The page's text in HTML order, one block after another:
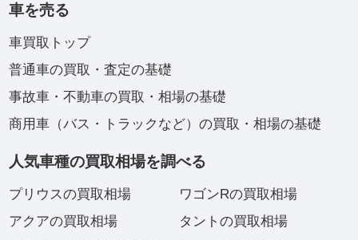
車を売る
車買取トップ
普通車の買取・査定の基礎
事故車・不動車の買取・相場の基礎
商用車（バス・トラックなど）の買取・相場の基礎
人気車種の買取相場を調べる
プリウスの買取相場
アクアの買取相場
ワゴンRの買取相場
タントの買取相場